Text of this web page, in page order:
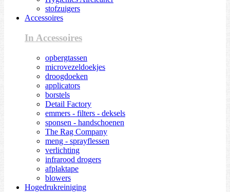
stofzuigers
Accessoires
In Accessoires
opbergtassen
microvezeldoekjes
droogdoeken
applicators
borstels
Detail Factory
emmers - filters - deksels
sponsen - handschoenen
The Rag Company
meng - sprayflessen
verlichting
infrarood drogers
afplaktape
blowers
Hogedrukreiniging